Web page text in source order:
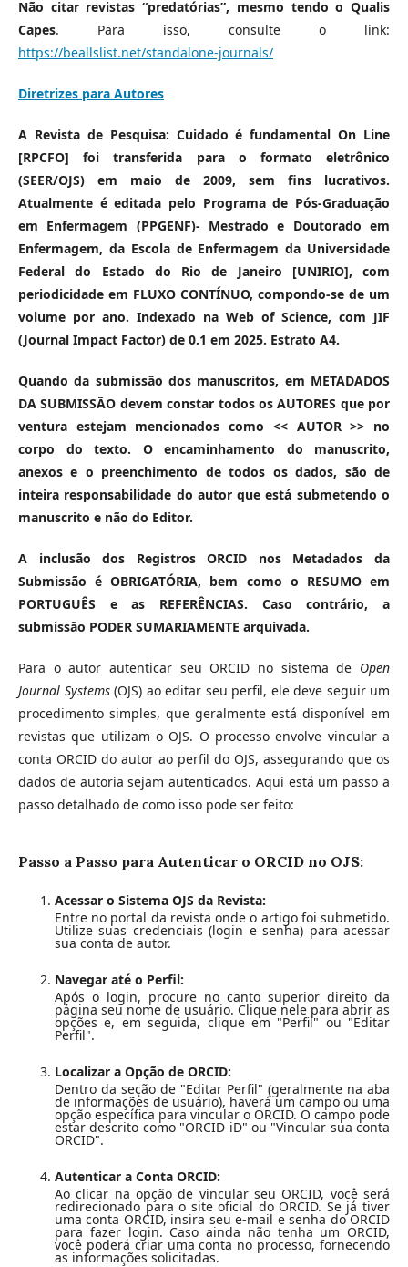
Não citar revistas “predatórias”, mesmo tendo o Qualis
Capes. Para isso, consulte o link:
https://beallslist.net/standalone-journals/
Diretrizes para Autores
A Revista de Pesquisa: Cuidado é fundamental On Line
[RPCFO] foi transferida para o formato eletrônico
(SEER/OJS) em maio de 2009, sem fins lucrativos.
Atualmente é editada pelo Programa de Pós-Graduação
em Enfermagem (PPGENF)- Mestrado e Doutorado em
Enfermagem, da Escola de Enfermagem da Universidade
Federal do Estado do Rio de Janeiro [UNIRIO], com
periodicidade em FLUXO CONTÍNUO, compondo-se de um
volume por ano. Indexado na Web of Science, com JIF
(Journal Impact Factor) de 0.1 em 2025. Estrato A4.
Quando da submissão dos manuscritos, em METADADOS
DA SUBMISSÃO devem constar todos os AUTORES que por
ventura estejam mencionados como << AUTOR >> no
corpo do texto. O encaminhamento do manuscrito,
anexos e o preenchimento de todos os dados, são de
inteira responsabilidade do autor que está submetendo o
manuscrito e não do Editor.
A inclusão dos Registros ORCID nos Metadados da
Submissão é OBRIGATÓRIA, bem como o RESUMO em
PORTUGUÊS e as REFERÊNCIAS. Caso contrário, a
submissão PODER SUMARIAMENTE arquivada.
Para o autor autenticar seu ORCID no sistema de Open
Journal Systems(OJS) ao editar seu perfil, ele deve seguir um
procedimento simples, que geralmente está disponível em
revistas que utilizam o OJS. O processo envolve vincular a
conta ORCID do autor ao perfil do OJS, assegurando que os
dados de autoria sejam autenticados. Aqui está um passo a
passo detalhado de como isso pode ser feito:
Passo a Passo para Autenticar o ORCID no OJS:
Acessar o Sistema OJS da Revista:
Entre no portal da revista onde o artigo foi submetido.
Utilize suas credenciais (login e senha) para acessar
sua conta de autor.
Navegar até o Perfil:
Após o login, procure no canto superior direito da
página seu nome de usuário. Clique nele para abrir as
opções e, em seguida, clique em "Perfil" ou "Editar
Perfil".
Localizar a Opção de ORCID:
Dentro da seção de "Editar Perfil" (geralmente na aba
de informações de usuário), haverá um campo ou uma
opção específica para vincular o ORCID. O campo pode
estar descrito como "ORCID iD" ou "Vincular sua conta
ORCID".
Autenticar a Conta ORCID:
Ao clicar na opção de vincular seu ORCID, você será
redirecionado para o site oficial do ORCID. Se já tiver
uma conta ORCID, insira seu e-mail e senha do ORCID
para fazer login. Caso ainda não tenha um ORCID,
você poderá criar uma conta no processo, fornecendo
as informações solicitadas.